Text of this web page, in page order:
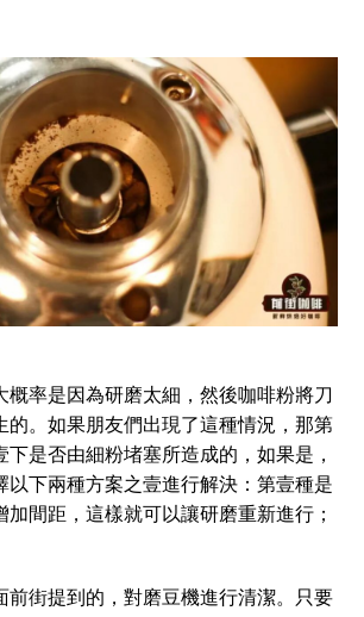
概率是因為研磨太細，然後咖啡粉將刀
的。如果朋友們出現了這種情況，那第
下是否由細粉堵塞所造成的，如果是，
以下兩種方案之壹進行解決：第壹種是
加間距，這樣就可以讓研磨重新進行；
前街提到的，對磨豆機進行清潔。只要